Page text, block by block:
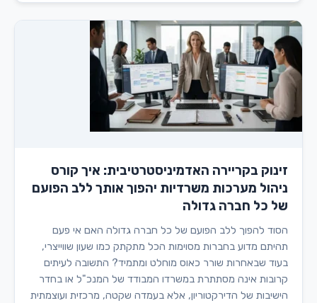
זינוק בקריירה האדמיניסטרטיבית: איך קורס
ניהול מערכות משרדיות יהפוך אותך ללב הפועם
של כל חברה גדולה
הסוד להפוך ללב הפועם של כל חברה גדולה האם אי פעם
תהיתם מדוע בחברות מסוימות הכל מתקתק כמו שעון שווייצרי,
בעוד שבאחרות שורר כאוס מוחלט ומתמיד? התשובה לעיתים
קרובות אינה מסתתרת במשרדו המבודד של המנכ"ל או בחדר
הישיבות של הדירקטוריון, אלא בעמדה שקטה, מרכזית ועוצמתית